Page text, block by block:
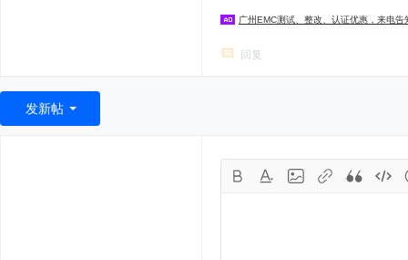
广州EMC测试、整改、认证优惠，来电
回复
发新帖